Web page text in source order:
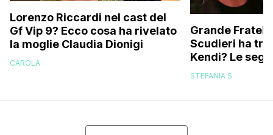
Lorenzo Riccardi nel cast del
Gf Vip 9? Ecco cosa ha rivelato
la moglie Claudia Dionigi
CAROLA
Grande
Scudieri ha
Kendi? Le
replica dell’ex
STEFANIA S